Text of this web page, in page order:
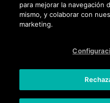
Servicio posventa
para mejorar la navegación
mismo, y colaborar con
marketing.